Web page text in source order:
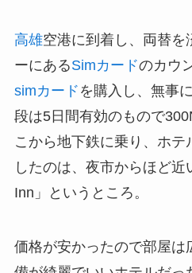
高雄空港に到着し、両替を
ーにあるSimカードのカウ
simカード を購入し、無事
段は5日間有効のもので
こから地下鉄に乗り、ホテ
したのは、夜市からほど近
Inn」というところ。
価格が安かったので部屋は